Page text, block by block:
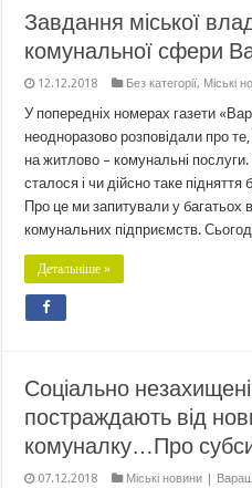
Завдання міської
комунальної сфери
12.12.2018 Без категорії, Міські
У попередніх номерах газети
неодноразово розповідали про
на житлово – комунальні
сталося і чи дійсно таке
Про це ми запитували у багатьох
комунальних підприємств.
Детальніше »
Соціально
постраждають від
комуналку…Про
07.12.2018 Міські новини |